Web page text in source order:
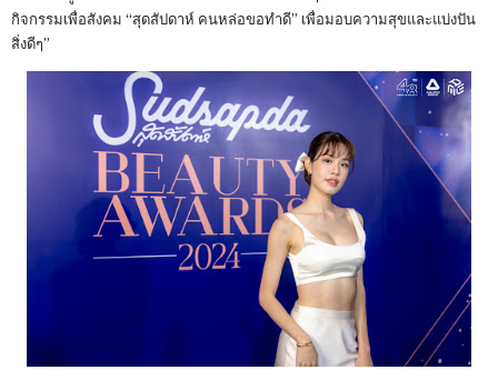
กิจกรรมเพื่อสังคม “สุดสัปดาห์ คนหล่อขอทำดี” เพื่อมอบความสุขและแบ่งปัน
สิ่งดีๆ”